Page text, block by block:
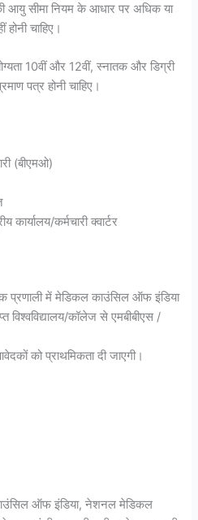
आयु सीमा नियम के आधार पर अधिक या
होनी चाहिए।
10वीं और 12वीं, स्नातक और डिग्री
पत्र होनी चाहिए।
(बीएमओ)
कर्मचारी क्वार्टर
प्रणाली में मेडिकल काउंसिल ऑफ इंडिया
विश्वविद्यालय/कॉलेज से एमबीबीएस /
को प्राथमिकता दी जाएगी।
ऑफ इंडिया, नेशनल मेडिकल